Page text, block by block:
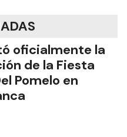
oficialmente la
de la Fiesta
Pomelo en